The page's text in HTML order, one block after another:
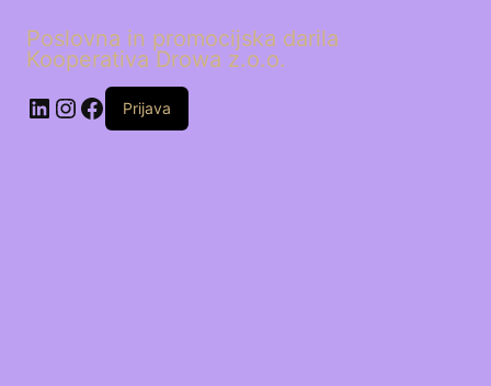
Poslovna in promocijska darila
Kooperativa Drowa z.o.o.
LinkedIn
Instagram
Facebook
Prijava